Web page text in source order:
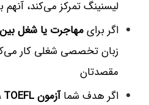
لیسنینگ تمرکز می‌کند، آنهم
اگر برایمهاجرت یا شغل
زبان تخصصی شغلی کار
مقصدتان
اگر هدف شماآزمون IELTS، TOEFL یا Duolingo